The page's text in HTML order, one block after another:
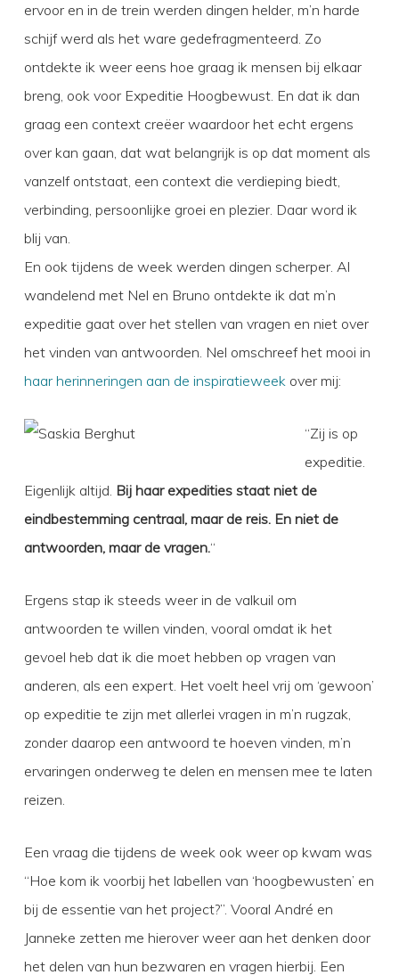
ervoor en in de trein werden dingen helder, m’n harde
schijf werd als het ware gedefragmenteerd. Zo
ontdekte ik weer eens hoe graag ik mensen bij elkaar
breng, ook voor Expeditie Hoogbewust. En dat ik dan
graag een context creëer waardoor het echt ergens
over kan gaan, dat wat belangrijk is op dat moment als
vanzelf ontstaat, een context die verdieping biedt,
verbinding, persoonlijke groei en plezier. Daar word ik
blij van.
En ook tijdens de week werden dingen scherper. Al
wandelend met Nel en Bruno ontdekte ik dat m’n
expeditie gaat over het stellen van vragen en niet over
het vinden van antwoorden. Nel omschreef het mooi in
haar herinneringen aan de inspiratieweek over mij:
“Zij is op
expeditie.
Eigenlijk altijd. Bij haar expedities staat niet de
eindbestemming centraal, maar de reis. En niet de
antwoorden, maar de vragen.“
Ergens stap ik steeds weer in de valkuil om
antwoorden te willen vinden, vooral omdat ik het
gevoel heb dat ik die moet hebben op vragen van
anderen, als een expert. Het voelt heel vrij om ‘gewoon’
op expeditie te zijn met allerlei vragen in m’n rugzak,
zonder daarop een antwoord te hoeven vinden, m’n
ervaringen onderweg te delen en mensen mee te laten
reizen.
Een vraag die tijdens de week ook weer op kwam was
“Hoe kom ik voorbij het labellen van ‘hoogbewusten’ en
bij de essentie van het project?”. Vooral André en
Janneke zetten me hierover weer aan het denken door
het delen van hun bezwaren en vragen hierbij. Een